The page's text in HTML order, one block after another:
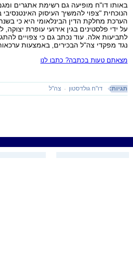
הנוכחית "צפוי להמשיך העיסוק
הערכת מחלקת הדין הבינלאומי היא כי בשנה
על ידי פלסטינים בגין אירועי עופרת
לתביעות אלה. עוד נכתב גם כי צפויים
נגד מפקדי צה"ל הבכירים, באמצעות
מצאתם טעות בכתבה? כתבו לנו
תגיות: דו"ח גולדסטון צה"ל